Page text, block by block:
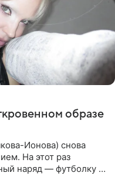
образе
Ионова) снова
На этот раз
наряд — футболку с